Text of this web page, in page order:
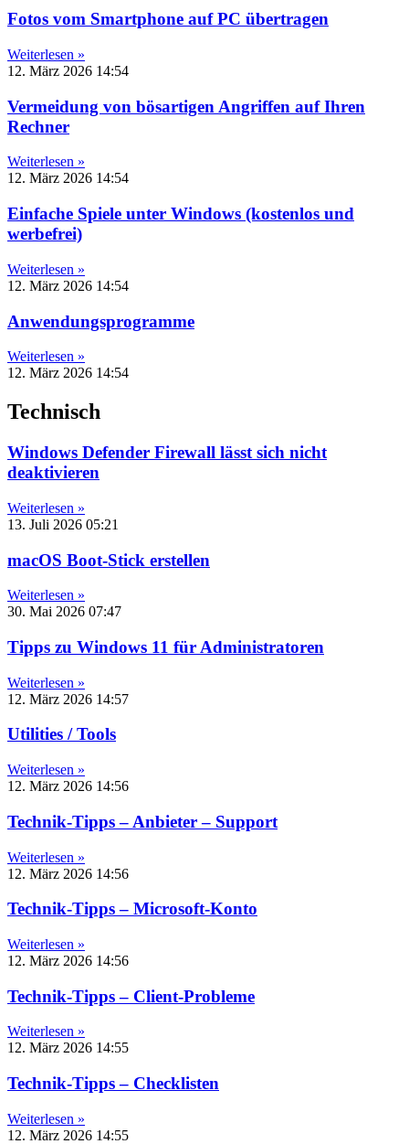
Fotos vom Smartphone auf PC übertragen
Weiterlesen »
12. März 2026 14:54
Vermeidung von bösartigen Angriffen auf Ihren
Rechner
Weiterlesen »
12. März 2026 14:54
Einfache Spiele unter Windows (kostenlos und
werbefrei)
Weiterlesen »
12. März 2026 14:54
Anwendungsprogramme
Weiterlesen »
12. März 2026 14:54
Technisch
Windows Defender Firewall lässt sich nicht
deaktivieren
Weiterlesen »
13. Juli 2026 05:21
macOS Boot-Stick erstellen
Weiterlesen »
30. Mai 2026 07:47
Tipps zu Windows 11 für Administratoren
Weiterlesen »
12. März 2026 14:57
Utilities / Tools
Weiterlesen »
12. März 2026 14:56
Technik-Tipps – Anbieter – Support
Weiterlesen »
12. März 2026 14:56
Technik-Tipps – Microsoft-Konto
Weiterlesen »
12. März 2026 14:56
Technik-Tipps – Client-Probleme
Weiterlesen »
12. März 2026 14:55
Technik-Tipps – Checklisten
Weiterlesen »
12. März 2026 14:55